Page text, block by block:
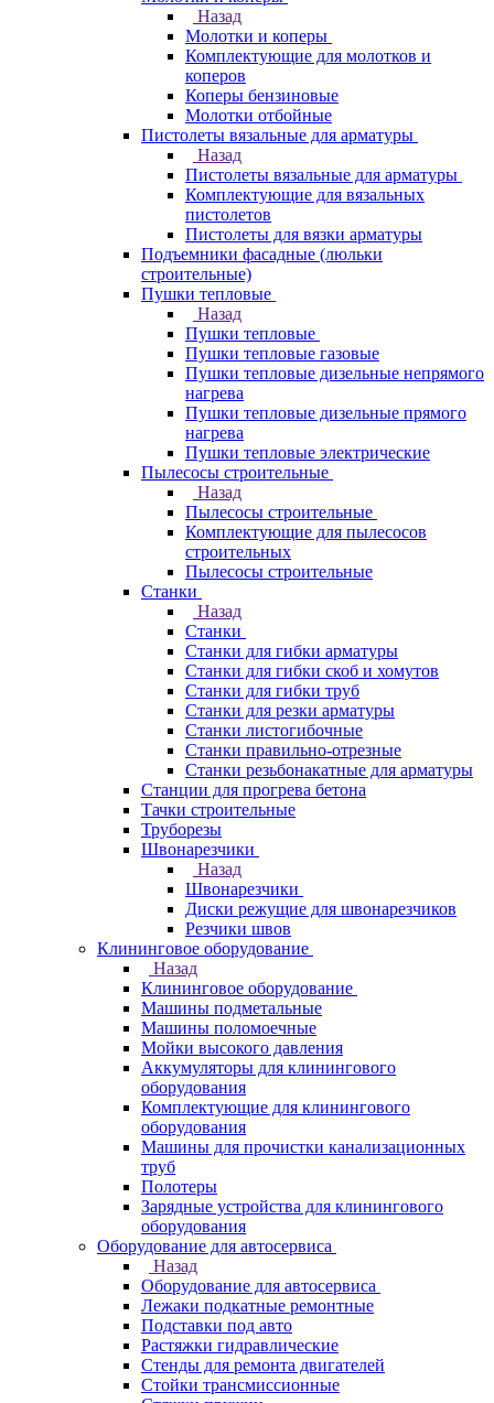
Назад
Молотки и коперы
Комплектующие для молотков и
коперов
Коперы бензиновые
Молотки отбойные
Пистолеты вязальные для арматуры
Назад
Пистолеты вязальные для арматуры
Комплектующие для вязальных
пистолетов
Пистолеты для вязки арматуры
Подъемники фасадные (люльки
строительные)
Пушки тепловые
Назад
Пушки тепловые
Пушки тепловые газовые
Пушки тепловые дизельные непрямого
нагрева
Пушки тепловые дизельные прямого
нагрева
Пушки тепловые электрические
Пылесосы строительные
Назад
Пылесосы строительные
Комплектующие для пылесосов
строительных
Пылесосы строительные
Станки
Назад
Станки
Станки для гибки арматуры
Станки для гибки скоб и хомутов
Станки для гибки труб
Станки для резки арматуры
Станки листогибочные
Станки правильно-отрезные
Станки резьбонакатные для арматуры
Станции для прогрева бетона
Тачки строительные
Труборезы
Швонарезчики
Назад
Швонарезчики
Диски режущие для швонарезчиков
Резчики швов
Клининговое оборудование
Назад
Клининговое оборудование
Машины подметальные
Машины поломоечные
Мойки высокого давления
Аккумуляторы для клинингового
оборудования
Комплектующие для клинингового
оборудования
Машины для прочистки канализационных
труб
Полотеры
Зарядные устройства для клинингового
оборудования
Оборудование для автосервиса
Назад
Оборудование для автосервиса
Лежаки подкатные ремонтные
Подставки под авто
Растяжки гидравлические
Стенды для ремонта двигателей
Стойки трансмиссионные